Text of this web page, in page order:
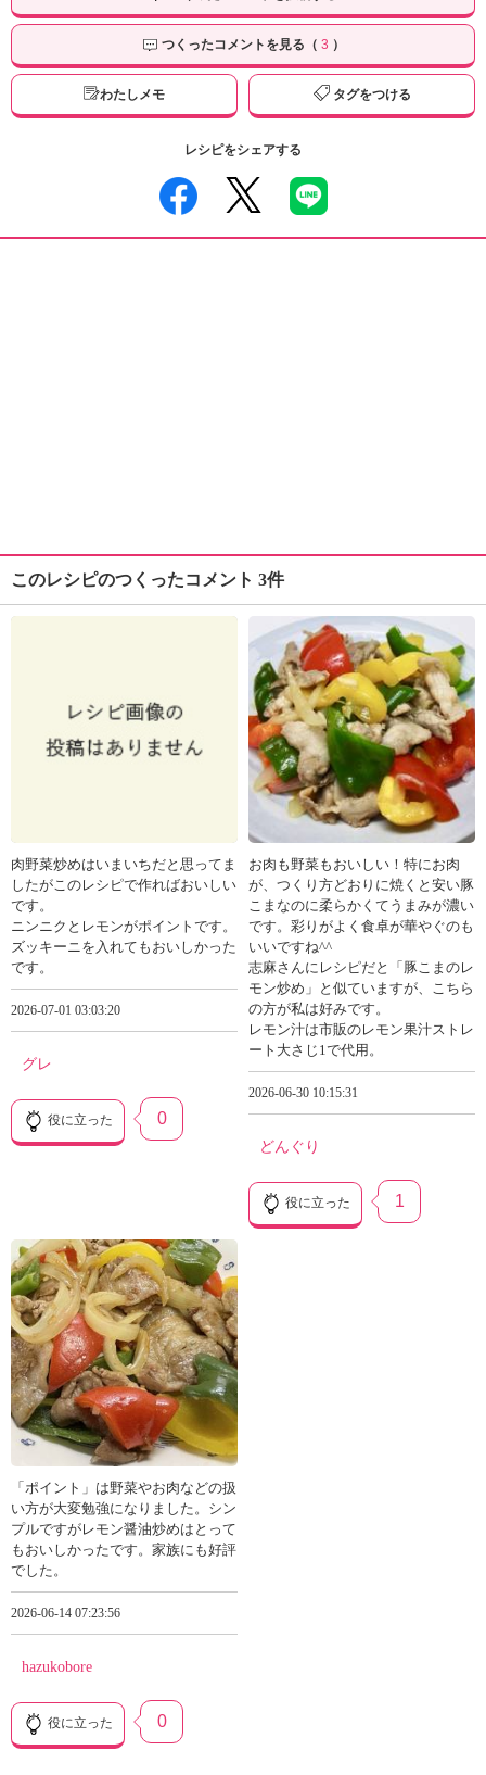
つくったコメントを見る（ 3 ）
わたしメモ タグをつける
レシピをシェアする
このレシピのつくったコメント 3件
肉野菜炒めはいまいちだと思ってま
したがこのレシピで作ればおいしい
です。
ニンニクとレモンがポイントです。
ズッキーニを入れてもおいしかった
です。
2026-07-01 03:03:20
グレ
役に立った 0
お肉も野菜もおいしい！特にお肉
が、つくり方どおりに焼くと安い豚
こまなのに柔らかくてうまみが濃い
です。彩りがよく食卓が華やぐのも
いいですね^^
志麻さんにレシピだと「豚こまのレ
モン炒め」と似ていますが、こちら
の方が私は好みです。
レモン汁は市販のレモン果汁ストレ
ート大さじ1で代用。
2026-06-30 10:15:31
どんぐり
役に立った 1
「ポイント」は野菜やお肉などの扱
い方が大変勉強になりました。シン
プルですがレモン醤油炒めはとって
もおいしかったです。家族にも好評
でした。
2026-06-14 07:23:56
hazukobore
役に立った 0